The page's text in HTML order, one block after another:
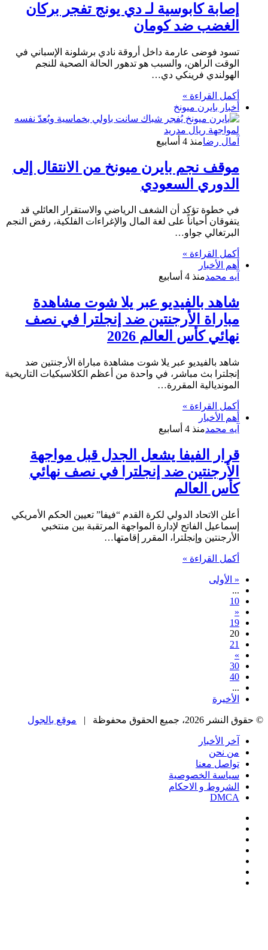
إصابة كابوسية لـ دي يونج تفجر بركان
الغضب ضد كومان
تسود فوضى عارمة داخل أروقة نادي برشلونة الإسباني في
الوقت الراهن، والسبب هو تدهور الحالة الصحية للنجم
الهولندي فرينكي دي…
أكمل القراءة »
أخبار بايرن ميونخ
آمال رضامنذ 4 أسابيع
موقف نجم بايرن ميونخ من الانتقال إلى
الدوري السعودي
في خطوة تؤكد أن الشغف الرياضي والاستقرار العائلي قد
يتفوقان أحياناً على لغة المال والإغراءات الفلكية، رفض النجم
البرتغالي جواو…
أكمل القراءة »
أهم الأخبار
آيه محمدمنذ 4 أسابيع
شاهد بالفيديو عبر يلا شوت مشاهدة
مباراة الأرجنتين ضد إنجلترا في نصف
نهائي كأس العالم 2026
شاهد بالفيديو عبر يلا شوت مشاهدة مباراة الأرجنتين ضد
إنجلترا بث مباشر، في واحدة من أعظم الكلاسيكيات التاريخية
المونديالية المقررة…
أكمل القراءة »
أهم الأخبار
آيه محمدمنذ 4 أسابيع
قرار الفيفا يشعل الجدل قبل مواجهة
الأرجنتين ضد إنجلترا في نصف نهائي
كأس العالم
أعلن الاتحاد الدولي لكرة القدم “فيفا” تعيين الحكم الأمريكي
إسماعيل الفاتح لإدارة المواجهة المرتقبة بين منتخبي
الأرجنتين وإنجلترا، المقرر إقامتها…
أكمل القراءة »
« الأولى
...
10
«
19
20
21
»
30
40
...
الأخيرة
© حقوق النشر 2026، جميع الحقوق محفوظة | موقع بالجول
آخر الأخبار
من نحن
تواصل معنا
سياسة الخصوصية
الشروط و الاحكام
DMCA